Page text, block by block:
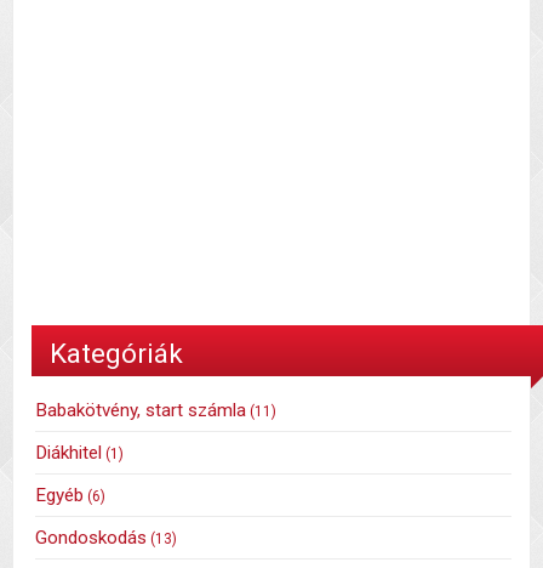
Kategóriák
Babakötvény, start számla (11)
Diákhitel (1)
Egyéb (6)
Gondoskodás (13)